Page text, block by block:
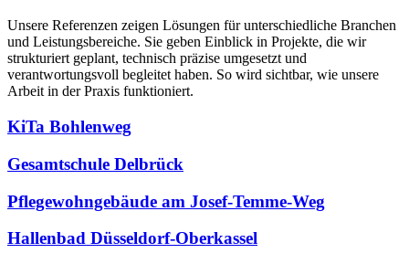
Unsere Referenzen zeigen Lösungen für unterschiedliche Branchen
und Leistungsbereiche. Sie geben Einblick in Projekte, die wir
strukturiert geplant, technisch präzise umgesetzt und
verantwortungsvoll begleitet haben. So wird sichtbar, wie unsere
Arbeit in der Praxis funktioniert.
KiTa Bohlenweg
Gesamtschule Delbrück
Pflegewohngebäude am Josef-Temme-Weg
Hallenbad Düsseldorf-Oberkassel